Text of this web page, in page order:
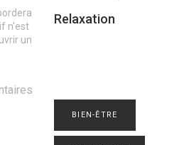
n'est
un
Relaxation
BIEN-ÊTRE